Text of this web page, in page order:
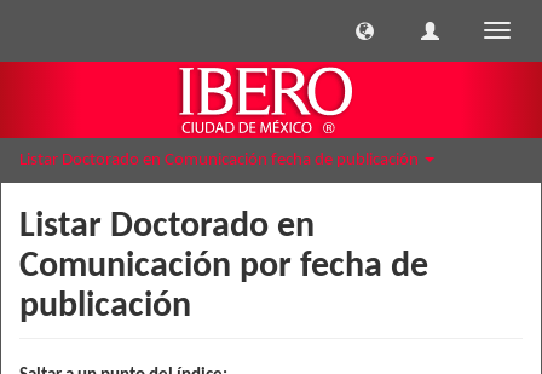
Listar Doctorado en Comunicación fecha de publicación
Listar Doctorado en
Comunicación por fecha de
publicación